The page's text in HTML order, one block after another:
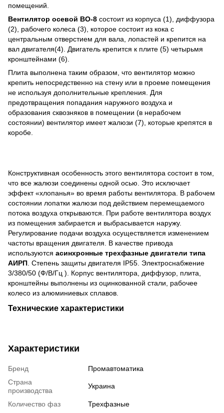
помещений.
Вентилятор осевой ВО-8 состоит из корпуса (1), диффузора
(2), рабочего колеса (3), которое состоит из кока с
центральным отверстием для вала, лопастей и крепится на
вал двигателя(4). Двигатель крепится к плите (5) четырьмя
кронштейнами (6).
Плита выполнена таким образом, что вентилятор можно
крепить непосредственно на стену или в проеме помещения
не используя дополнительные крепления. Для
предотвращения попадания наружного воздуха и
образования сквозняков в помещении (в нерабочем
состоянии) вентилятор имеет жалюзи (7), которые крепятся в
коробе.
Конструктивная особенность этого вентилятора состоит в том,
что все жалюзи соединены одной осью. Это исключает
эффект «хлопанья» во время работы вентилятора. В рабочем
состоянии лопатки жалюзи под действием перемещаемого
потока воздуха открываются. При работе вентилятора воздух
из помещения забирается и выбрасывается наружу.
Регулирование подачи воздуха осуществляется изменением
частоты вращения двигателя. В качестве привода
используются асинхронные трехфазные двигатели типа
АИРП . Степень защиты двигателя IP55. Электроснабжение
3/380/50 (Ф/В/Гц ). Корпус вентилятора, диффузор, плита,
кронштейны выполнены из оцинкованной стали, рабочее
колесо из алюминиевых сплавов.
Технические характеристики
Характеристики
Бренд
Промавтоматика
Страна
производства
Украина
Количество фаз
Трехфазные